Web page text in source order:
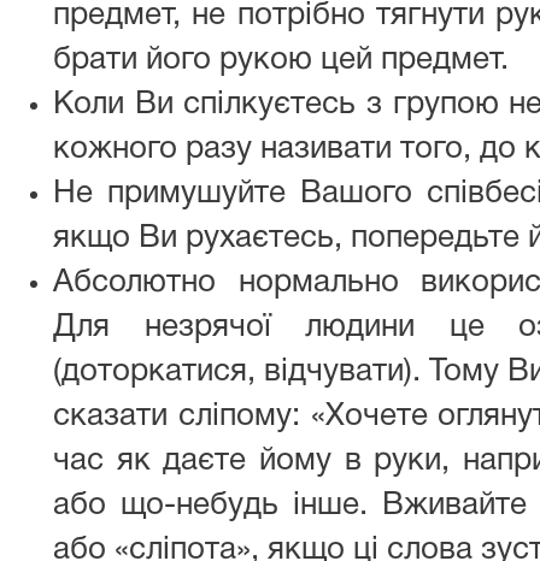
предмет, не потрібно тягнути
брати його рукою цей предмет.
Коли Ви спілкуєтесь з групою
кожного разу називати того, до
Не примушуйте Вашого
якщо Ви рухаєтесь, попередьте
Абсолютно нормально
Для незрячої людини це
(доторкатися, відчувати). Тому
сказати сліпому: «Хочете
час як даєте йому в руки,
або що-небудь інше. Вживайте
або «сліпота», якщо ці слова